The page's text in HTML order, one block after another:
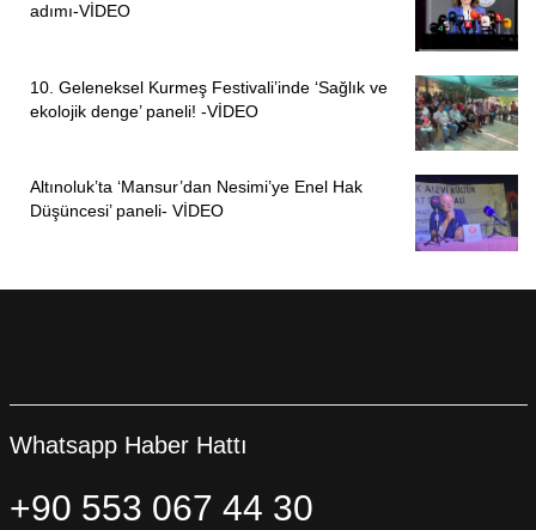
adımı-VİDEO
10. Geleneksel Kurmeş Festivali’inde ‘Sağlık ve
ekolojik denge’ paneli! -VİDEO
Altınoluk’ta ‘Mansur’dan Nesimi’ye Enel Hak
Düşüncesi’ paneli- VİDEO
Whatsapp Haber Hattı
+90 553 067 44 30